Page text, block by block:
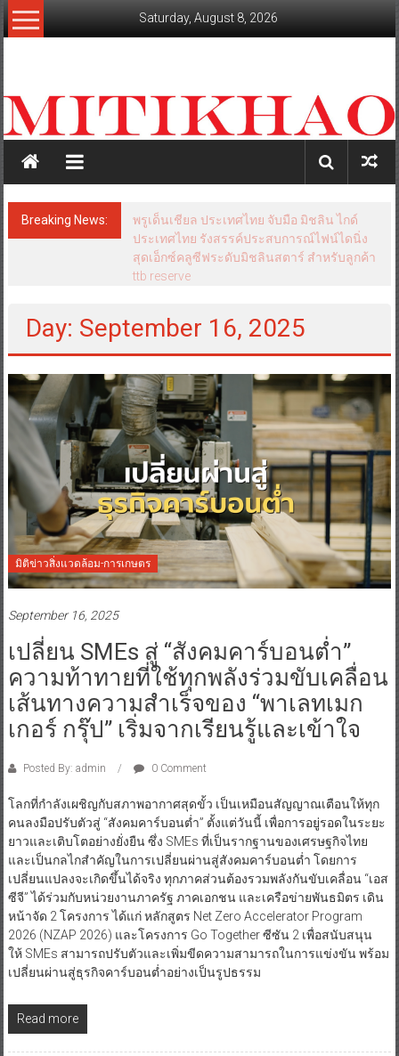
Skip
to
Saturday, August 8, 2026
สะท้อน
ลึก
เหลี่ยม
มุม
เศรษฐกิจ-
การเมือง-
Breaking News:
พรูเด็นเชียล ประเทศไทย จับมือ มิชลิน ไกด์
ประเทศไทย รังสรรค์ประสบการณ์ไฟน์ไดนิ่ง
สุดเอ็กซ์คลูซีฟระดับมิชลินสตาร์ สำหรับลูกค้า
ttb reserve
Day: September 16, 2025
มิติข่าวสิ่งแวดล้อม-การเกษตร
September 16, 2025
เปลี่ยน SMEs สู่ “สังคมคาร์บอนต่ำ”
ความท้าทายที่ใช้ทุกพลังร่วมขับเคลื่อน
เส้นทางความสำเร็จของ “พาเลทเมก
เกอร์ กรุ๊ป” เริ่มจากเรียนรู้และเข้าใจ
Posted By: admin 0 Comment
โลกที่กำลังเผชิญกับสภาพอากาศสุดขั้ว เป็นเหมือนสัญญาณเตือนให้ทุก
คนลงมือปรับตัวสู่ “สังคมคาร์บอนต่ำ” ตั้งแต่วันนี้ เพื่อการอยู่รอดในระยะ
ยาวและเติบโตอย่างยั่งยืน ซึ่ง SMEs ที่เป็นรากฐานของเศรษฐกิจไทย
และเป็นกลไกสำคัญในการเปลี่ยนผ่านสู่สังคมคาร์บอนต่ำ โดยการ
เปลี่ยนแปลงจะเกิดขึ้นได้จริง ทุกภาคส่วนต้องรวมพลังกันขับเคลื่อน “เอส
ซีจี” ได้ร่วมกับหน่วยงานภาครัฐ ภาคเอกชน และเครือข่ายพันธมิตร เดิน
หน้าจัด 2 โครงการ ได้แก่ หลักสูตร Net Zero Accelerator Program
2026 (NZAP 2026) และโครงการ Go Together ซีซัน 2 เพื่อสนับสนุน
ให้ SMEs สามารถปรับตัวและเพิ่มขีดความสามารถในการแข่งขัน พร้อม
เปลี่ยนผ่านสู่ธุรกิจคาร์บอนต่ำอย่างเป็นรูปธรรม
Read more